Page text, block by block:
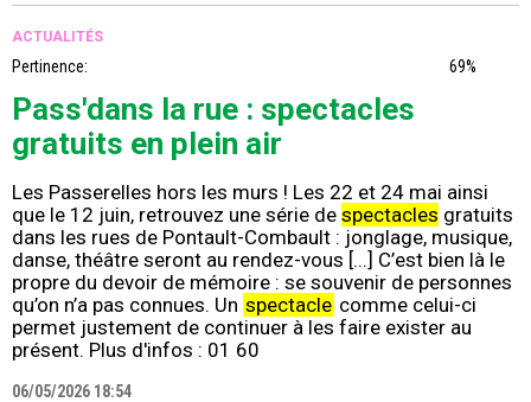
ACTUALITÉS
Pertinence: 69%
Pass'dans la rue : spectacles
gratuits en plein air
Les Passerelles hors les murs ! Les 22 et 24 mai ainsi
que le 12 juin, retrouvez une série de spectacles gratuits
dans les rues de Pontault-Combault : jonglage, musique,
danse, théâtre seront au rendez-vous [...] C’est bien là le
propre du devoir de mémoire : se souvenir de personnes
qu’on n’a pas connues. Un spectacle comme celui-ci
permet justement de continuer à les faire exister au
présent. Plus d'infos : 01 60
06/05/2026 18:54